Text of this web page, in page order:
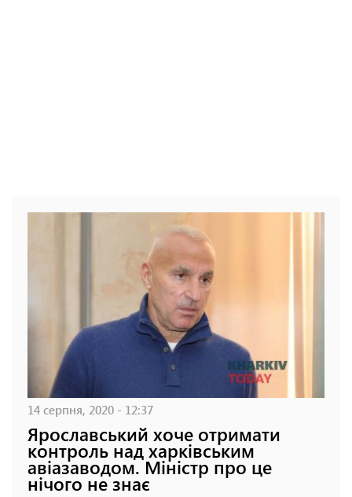
14 серпня, 2020 - 12:37
Ярославський хоче отримати
контроль над харківським
авіазаводом. Міністр про це
нічого не знає